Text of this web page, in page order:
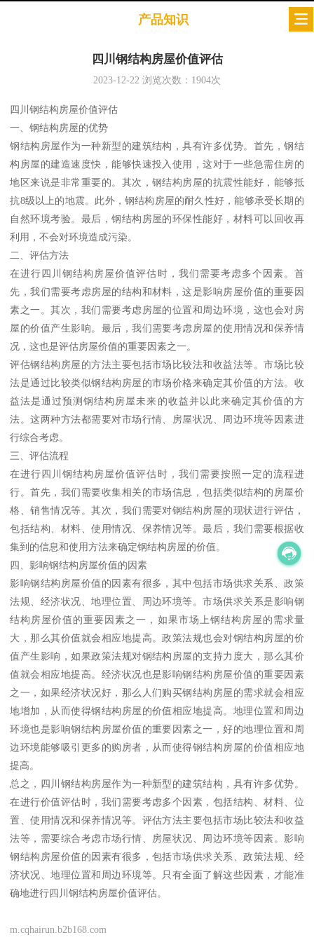
产品知识
四川钢结构房屋价值评估
2023-12-22 浏览次数： 1904次
四川钢结构房屋价值评估
一、钢结构房屋的优势
钢结构房屋作为一种新型的建筑结构，具有许多优势。首先，钢结
构房屋的建造速度快，能够快速投入使用，这对于一些急需住房的
地区来说是非常重要的。其次，钢结构房屋的抗震性能好，能够抵
抗8级以上的地震。此外，钢结构房屋的耐久性好，能够承受长期的
自然环境考验。最后，钢结构房屋的环保性能好，材料可以回收再
利用，不会对环境造成污染。
二、评估方法
在进行四川钢结构房屋价值评估时，我们需要考虑多个因素。首
先，我们需要考虑房屋的结构和材料，这是影响房屋价值的重要因
素之一。其次，我们需要考虑房屋的位置和周边环境，这也会对房
屋的价值产生影响。最后，我们需要考虑房屋的使用情况和保养情
况，这也是评估房屋价值的重要因素之一。
评估钢结构房屋的方法主要包括市场比较法和收益法等。市场比较
法是通过比较类似钢结构房屋的市场价格来确定其价值的方法。收
益法是通过预测钢结构房屋未来的收益并以此来确定其价值的方
法。这两种方法都需要对市场行情、房屋状况、周边环境等因素进
行综合考虑。
三、评估流程
在进行四川钢结构房屋价值评估时，我们需要按照一定的流程进
行。首先，我们需要收集相关的市场信息，包括类似结构的房屋价
格、销售情况等。其次，我们需要对钢结构房屋的现状进行评估，
包括结构、材料、使用情况、保养情况等。最后，我们需要根据收
集到的信息和使用方法来确定钢结构房屋的价值。
四、影响钢结构房屋价值的因素
影响钢结构房屋价值的因素有很多，其中包括市场供求关系、政策
法规、经济状况、地理位置、周边环境等。市场供求关系是影响钢
结构房屋价值的重要因素之一，如果市场上钢结构房屋的需求量
大，那么其价值就会相应地提高。政策法规也会对钢结构房屋的价
值产生影响，如果政策法规对钢结构房屋的支持力度大，那么其价
值就会相应地提高。经济状况也是影响钢结构房屋价值的重要因素
之一，如果经济状况好，那么人们购买钢结构房屋的需求就会相应
地增加，从而使得钢结构房屋的价值相应地提高。地理位置和周边
环境也是影响钢结构房屋价值的重要因素之一，好的地理位置和周
边环境能够吸引更多的购房者，从而使得钢结构房屋的价值相应地
提高。
总之，四川钢结构房屋作为一种新型的建筑结构，具有许多优势。
在进行价值评估时，我们需要考虑多个因素，包括结构、材料、位
置、使用情况和保养情况等。评估方法主要包括市场比较法和收益
法等，需要综合考虑市场行情、房屋状况、周边环境等因素。影响
钢结构房屋价值的因素有很多，包括市场供求关系、政策法规、经
济状况、地理位置和周边环境等。只有全面了解这些因素，才能准
确地进行四川钢结构房屋价值评估。
m.cqhairun.b2b168.com